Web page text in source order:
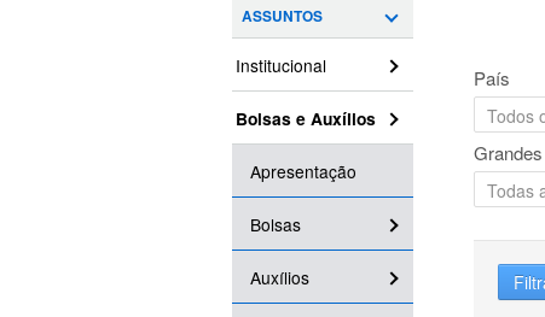
ASSUNTOS
Institucional
Bolsas e Auxílios
Apresentação
Bolsas
Auxílios
País